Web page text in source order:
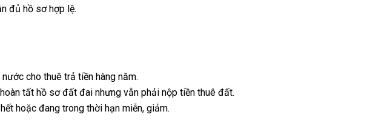
đủ hồ sơ hợp lệ.
cho thuê trả tiền hàng năm.
tất hồ sơ đất đai nhưng vẫn phải nộp tiền thuê đất.
hoặc đang trong thời hạn miễn, giảm.